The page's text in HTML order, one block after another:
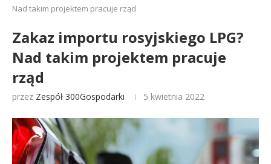
Nad takim projektem pracuje rząd
Zakaz importu rosyjskiego LPG?
Nad takim projektem pracuje
rząd
przez Zespół 300Gospodarki 5 kwietnia 2022